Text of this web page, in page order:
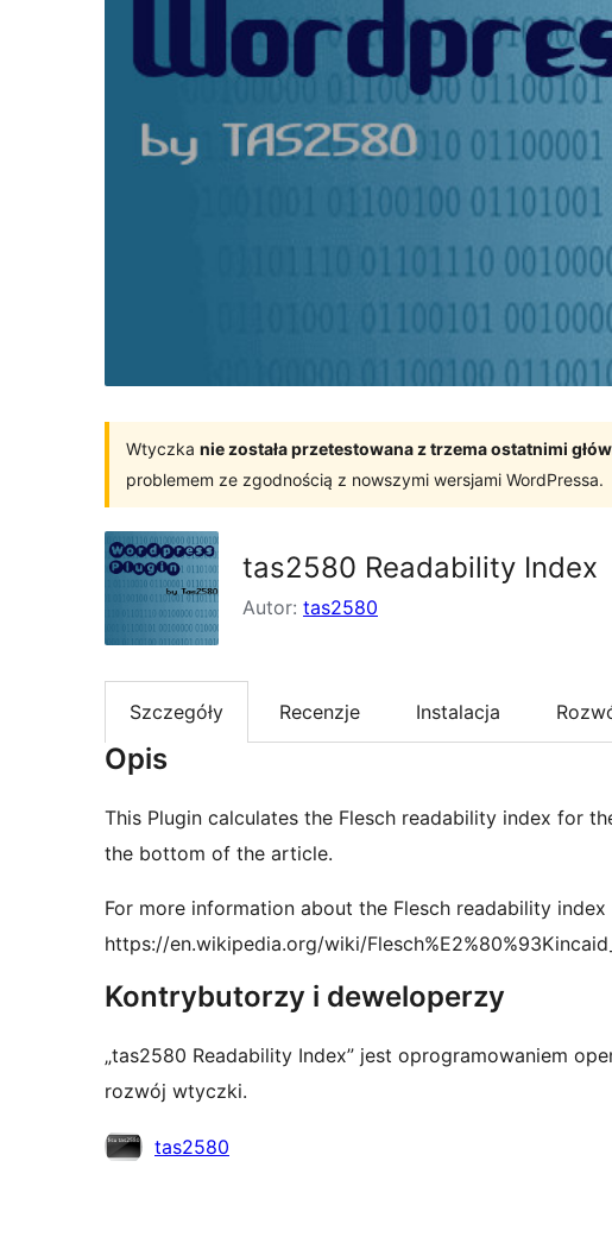
Wtyczka nie została przetestowana z trzema ostatnimi
problemem ze zgodnością z nowszymi wersjami WordPressa.
tas2580 Readability Index
Autor: tas2580
Szczegóły Recenzje Instalacja
Opis
This Plugin calculates the Flesch readability index for
the bottom of the article.
For more information about the Flesch readability index
https://en.wikipedia.org/wiki/
Kontrybutorzy i deweloperzy
„tas2580 Readability Index” jest oprogramowaniem
rozwój wtyczki.
Zaangażowani
tas2580